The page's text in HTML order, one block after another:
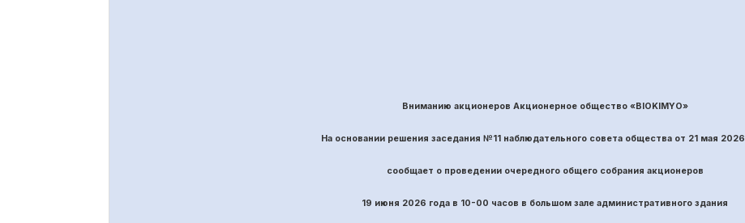
Вниманию акционеров Акционерное общество «BIOKIMYO»
На основании решения заседания №11 наблюдательного совета общества от 21 мая 2026
сообщает о проведении очередного общего собрания акционеров
19 июня 2026 года в 10-00 часов в большом зале административного здания